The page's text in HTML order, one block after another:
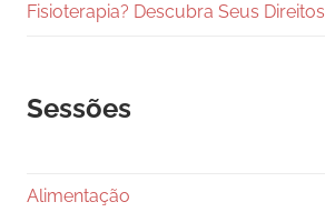
Fisioterapia? Descubra Seus Direitos
Sessões
Alimentação